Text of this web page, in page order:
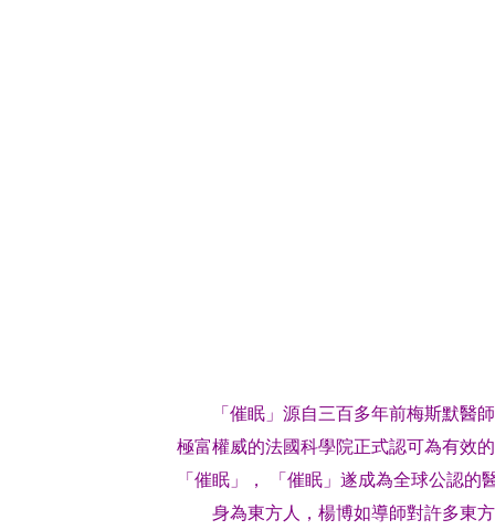
「催眠」源自三百多年前梅斯默醫師
極富權威的法國科學院正式認可為有效
「催眠」， 「催眠」遂成為全球公認的
身為東方人，楊博如導師對許多東